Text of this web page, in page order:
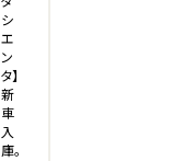
シ
エ
ン
タ】
新
車
入
庫。